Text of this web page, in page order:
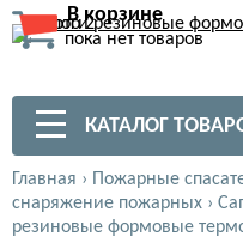
В корзине
пока нет товаров
КАТАЛОГ
Главная › Пожарные
снаряжение пожарных ›
резиновые формовые